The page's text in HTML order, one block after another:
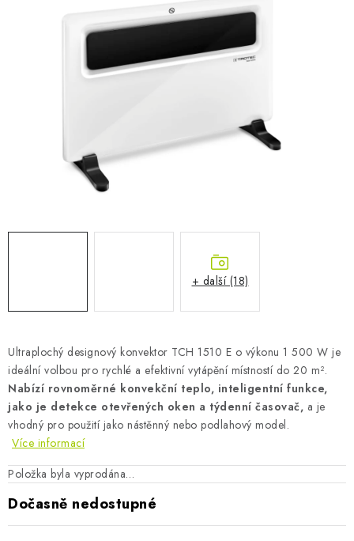
ODVLHČOVAČE
ELEKTRICKÉ KRBY
Reklamace
Ochrana osobních údajů
Návody
Novinky Blog Reference Katalog
Ultraplochý designový konvektor TCH 1510 E o výkonu 1 500 W je
ideální volbou pro rychlé a efektivní vytápění místností do 20 m².
Nabízí rovnoměrné konvekční teplo, inteligentní funkce,
jako je detekce otevřených oken a týdenní časovač, a je
vhodný pro použití jako nástěnný nebo podlahový model.
Více informací
Položka byla vyprodána…
Dočasně nedostupné
+ další (18)